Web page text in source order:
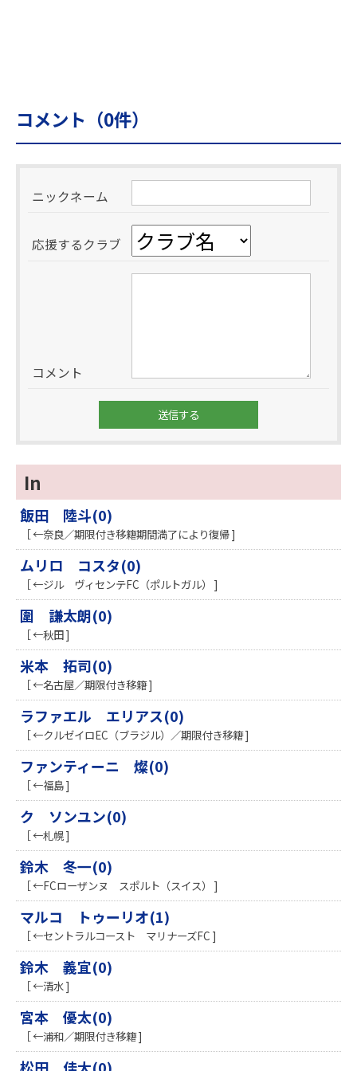
コメント（0件）
ニックネーム
応援するクラブ
コメント
In
飯田 陸斗(0)
［ ←奈良／期限付き移籍期間満了により復帰 ]
ムリロ コスタ(0)
［ ←ジル ヴィセンテFC（ポルトガル） ]
圍 謙太朗(0)
［ ←秋田 ]
米本 拓司(0)
［ ←名古屋／期限付き移籍 ]
ラファエル エリアス(0)
［ ←クルゼイロEC（ブラジル）／期限付き移籍 ]
ファンティーニ 燦(0)
［ ←福島 ]
ク ソンユン(0)
［ ←札幌 ]
鈴木 冬一(0)
［ ←FCローザンヌ スポルト（スイス） ]
マルコ トゥーリオ(1)
［ ←セントラルコースト マリナーズFC ]
鈴木 義宜(0)
［ ←清水 ]
宮本 優太(0)
［ ←浦和／期限付き移籍 ]